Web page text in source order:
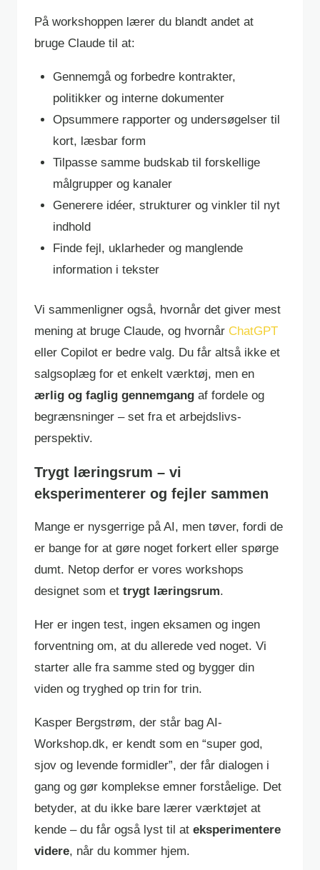
På workshoppen lærer du blandt andet at
bruge Claude til at:
Gennemgå og forbedre kontrakter,
politikker og interne dokumenter
Opsummere rapporter og undersøgelser til
kort, læsbar form
Tilpasse samme budskab til forskellige
målgrupper og kanaler
Generere idéer, strukturer og vinkler til nyt
indhold
Finde fejl, uklarheder og manglende
information i tekster
Vi sammenligner også, hvornår det giver mest
mening at bruge Claude, og hvornår ChatGPT
eller Copilot er bedre valg. Du får altså ikke et
salgsoplæg for et enkelt værktøj, men en
ærlig og faglig gennemgang af fordele og
begrænsninger – set fra et arbejdslivs-
perspektiv.
Trygt læringsrum – vi
eksperimenterer og fejler sammen
Mange er nysgerrige på AI, men tøver, fordi de
er bange for at gøre noget forkert eller spørge
dumt. Netop derfor er vores workshops
designet som et trygt læringsrum.
Her er ingen test, ingen eksamen og ingen
forventning om, at du allerede ved noget. Vi
starter alle fra samme sted og bygger din
viden og tryghed op trin for trin.
Kasper Bergstrøm, der står bag AI-
Workshop.dk, er kendt som en “super god,
sjov og levende formidler”, der får dialogen i
gang og gør komplekse emner forståelige. Det
betyder, at du ikke bare lærer værktøjet at
kende – du får også lyst til at eksperimentere
videre, når du kommer hjem.